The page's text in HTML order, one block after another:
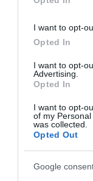
I want to opt-
Opted In
I want to opt-
Advertising.
Opted In
I want to opt-
of my
was collected.
Opted Out
Google